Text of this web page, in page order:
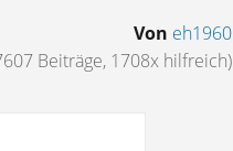
Von eh1960
Beiträge, 1708x hilfreich)